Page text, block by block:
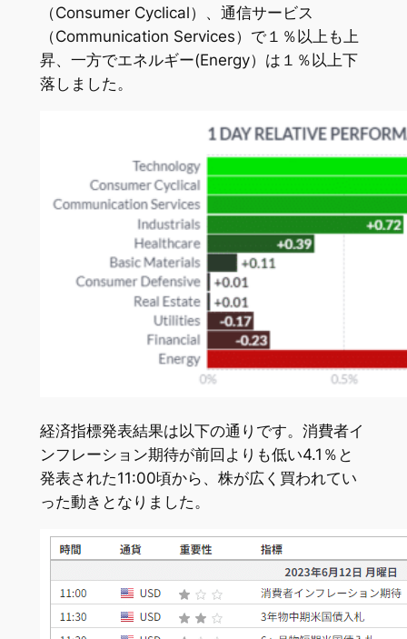
（Consumer Cyclical）、通信サービス
（Communication Services）で１％以上も上
昇、一方でエネルギー(Energy）は１％以上下
落しました。
経済指標発表結果は以下の通りです。消費者イ
ンフレーション期待が前回よりも低い4.1％と
発表された11:00頃から、株が広く買われてい
った動きとなりました。